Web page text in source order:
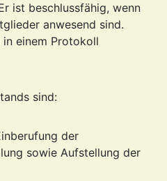
ist beschlussfähig, wenn
anwesend sind.
in einem Protokoll
sind:
der
sowie Aufstellung der